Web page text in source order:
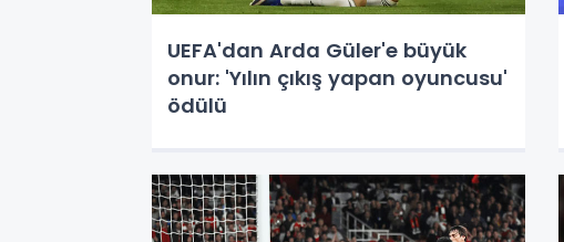
UEFA'dan Arda Güler'e büyük
onur: 'Yılın çıkış yapan oyuncusu'
ödülü